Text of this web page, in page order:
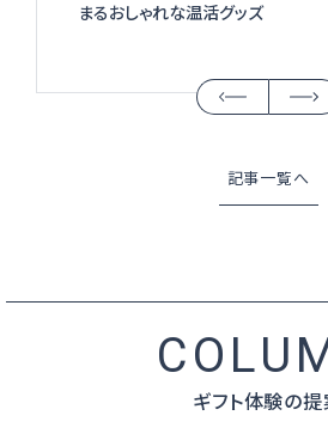
まるおしゃれな温活グッズ
記事一覧へ
ギフト体験の